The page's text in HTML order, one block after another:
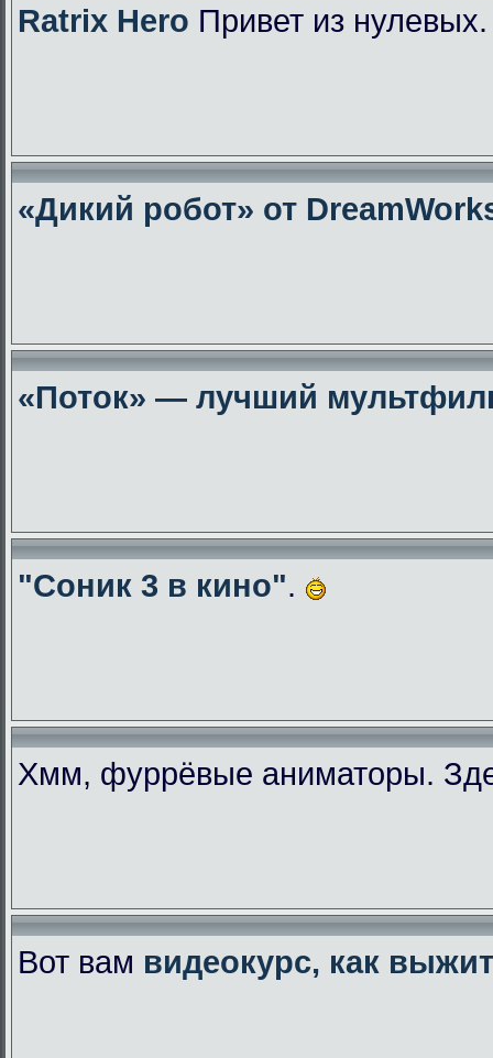
Ratrix Hero Привет из
«Дикий робот» от
«Поток» — лучший
"Соник 3 в кино".
Хмм, фуррёвые аниматоры.
Вот вам видеокурс, как